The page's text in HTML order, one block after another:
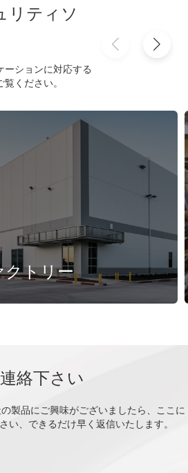
リティソ
ーションに対応する
ください。
トリー
絡下さい
製品にご興味がございましたら、ここに
い、できるだけ早く返信いたします。